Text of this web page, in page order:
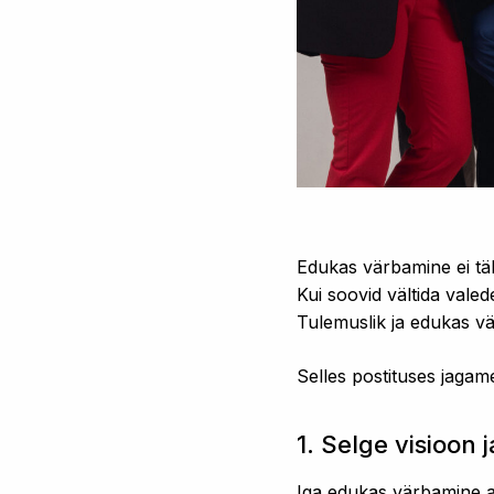
Edukas värbamine ei
Kui soovid vältida
Tulemuslik ja edukas
Selles postituses
1. Selge visioon